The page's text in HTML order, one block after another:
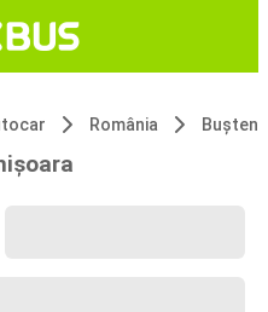
România Bușteni